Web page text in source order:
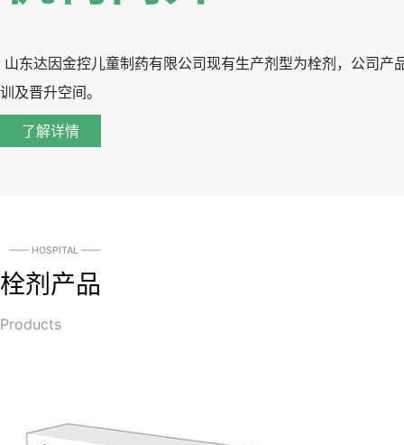
山东达因金控儿童制药有限公司现有生产剂型为栓剂，公司产
训及晋升空间。
了解详情
—— HOSPITAL ——
栓剂产品
Products